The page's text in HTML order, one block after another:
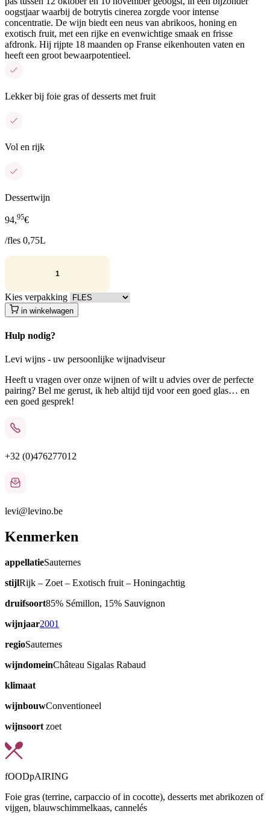
oogstjaar waarbij de botrytis cinerea zorgde voor intense
concentratie. De wijn biedt een neus van abrikoos, honing en
exotisch fruit, met een rijke en evenwichtige smaak en frisse
afdronk. Hij rijpte 18 maanden op Franse eikenhouten vaten en
heeft een groot bewaarpotentieel.
Lekker bij foie gras of desserts met fruit
Vol en rijk
Dessertwijn
94,95€
/fles 0,75L
Kies verpakking
in winkelwagen
Hulp nodig?
Levi wijns - uw persoonlijke wijnadviseur
Heeft u vragen over onze wijnen of wilt u advies over de perfecte
pairing? Bel me gerust, ik heb altijd tijd voor een goed glas… en
een goed gesprek!
+32 (0)476277012
levi@levino.be
Kenmerken
appellatieSauternes
stijlRijk – Zoet – Exotisch fruit – Honingachtig
druifsoort85% Sémillon, 15% Sauvignon
wijnjaar2001
regioSauternes
wijndomeinChâteau Sigalas Rabaud
klimaat
wijnbouwConventioneel
wijnsoort zoet
fOODpAIRING
Foie gras (terrine, carpaccio of in cocotte), desserts met abrikozen of
vijgen, blauwschimmelkaas, cannelés